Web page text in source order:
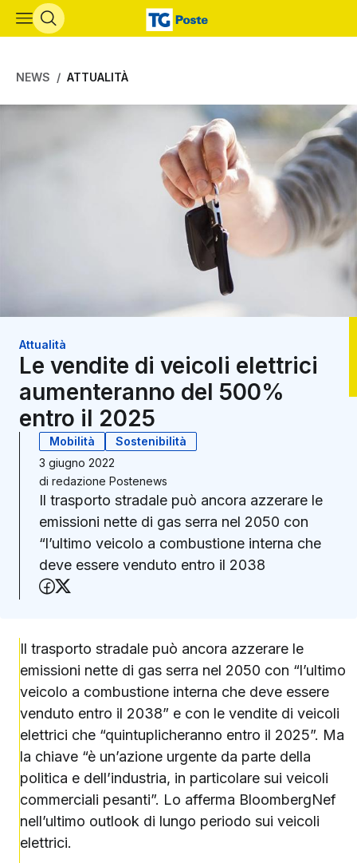
Vai al contenuto principale
NEWS ATTUALITÀ
Attualità
Le vendite di veicoli elettrici
aumenteranno del 500%
entro il 2025
Mobilità
Sostenibilità
3 giugno 2022
di redazione Postenews
Il trasporto stradale può ancora azzerare le
emissioni nette di gas serra nel 2050 con
“l’ultimo veicolo a combustione interna che
deve essere venduto entro il 2038
Condividi su Facebook
Il trasporto stradale può ancora azzerare le
emissioni nette di gas serra nel 2050 con “l’ultimo
veicolo a combustione interna che deve essere
venduto entro il 2038” e con le vendite di veicoli
elettrici che “quintuplicheranno entro il 2025”. Ma
la chiave “è un’azione urgente da parte della
politica e dell’industria, in particolare sui veicoli
commerciali pesanti”. Lo afferma BloombergNef
nell’ultimo outlook di lungo periodo sui veicoli
elettrici.